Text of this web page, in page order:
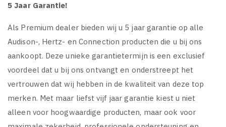
5 Jaar Garantie!
Als Premium dealer bieden wij u 5 jaar garantie op alle
Audison-, Hertz- en Connection producten die u bij ons
aankoopt. Deze unieke garantietermijn is een exclusief
voordeel dat u bij ons ontvangt en onderstreept het
vertrouwen dat wij hebben in de kwaliteit van deze top
merken. Met maar liefst vijf jaar garantie kiest u niet
alleen voor hoogwaardige producten, maar ook voor